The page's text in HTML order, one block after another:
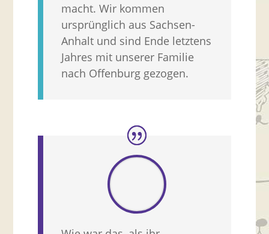
macht. Wir kommen
ursprünglich aus Sachsen-
Anhalt und sind Ende letztens
Jahres mit unserer Familie
nach Offenburg gezogen.